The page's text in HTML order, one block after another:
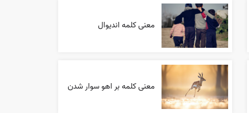
معنی کلمه اندیوال
معنی کلمه بر اهو سوار شدن